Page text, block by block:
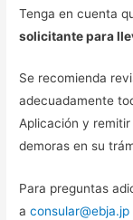
Tenga en cuenta
solicitante para
Se recomienda
adecuadamente
Aplicación y
demoras en su
Para preguntas
aconsular@ebja.jp